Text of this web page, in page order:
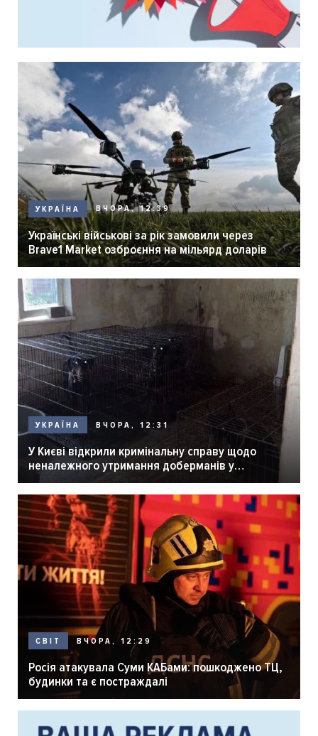
УКРАЇНА ВЧОРА, 12:39
Українські військові за рік замовили через
Brave1 Market озброєння на мільярд доларів
УКРАЇНА ВЧОРА, 12:31
У Києві відкрили кримінальну справу щодо
неналежного утримання доберманів у
розпліднику
СВІТ ВЧОРА, 12:29
Росія атакувала Суми КАБами: пошкоджено ТЦ,
будинки та є постраждалі